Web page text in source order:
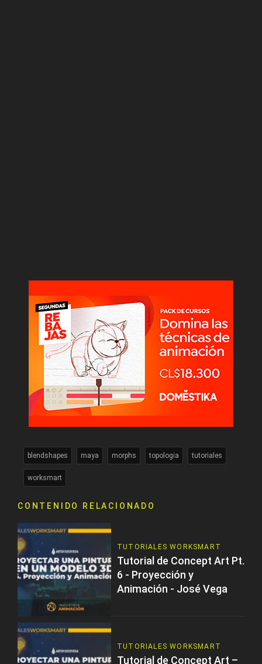
blendshapes maya morphs topologia tutoriales
worksmart
CONTENIDO RELACIONADO
TUTORIALES WORKSMART
Tutorial de Concept Art Pt.
6 - Proyección y
Animación - José Vega
TUTORIALES WORKSMART
Tutorial de Concept Art –